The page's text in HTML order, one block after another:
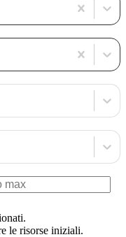
le risorse iniziali.